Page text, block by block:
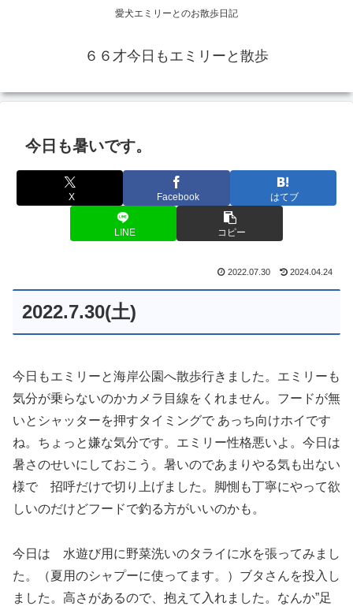
愛犬エミリーとのお散歩日記
６６才今日もエミリーと散歩
今日も暑いです。
X Facebook はてブ
LINE コピー
2022.07.30 2024.04.24
2022.7.30(土)
今日もエミリーと海岸公園へ散歩行きました。エミリーも
気分が乗らないのかカメラ目線をくれません。フードが無
いとシャッターを押すタイミングで あっち向けホイです
ね。ちょっと嫌な気分です。エミリー性格悪いよ。今日は
暑さのせいにしておこう。暑いのであまりやる気も出ない
様で 招呼だけで切り上げました。脚惻も丁寧にやって欲
しいのだけどフードで釣る方がいいのかも。
今日は 水遊び用に野菜洗いのタライに水を張ってみまし
た。（夏用のシャプーに使ってます。）ブタさんを投入し
ました。高さがあるので、抱えて入れました。なんか”足